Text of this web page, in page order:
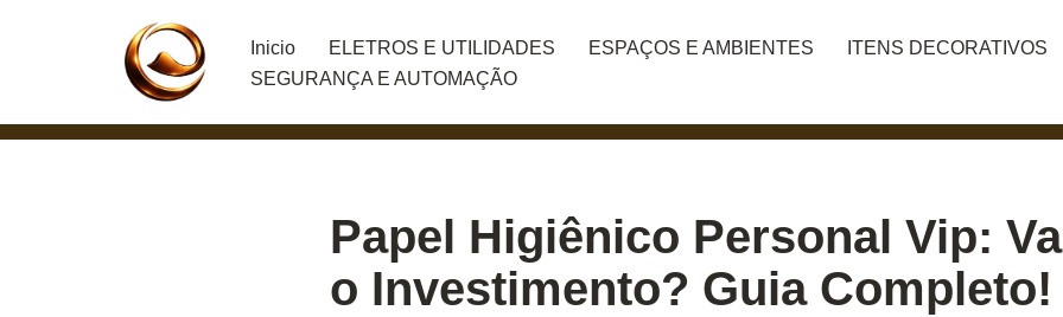
o
Inicio ELETROS E UTILIDADES ESPAÇOS E AMBIENTES ITENS DECORATIVOS
SEGURANÇA E AUTOMAÇÃO
Papel Higiênico Personal Vip:
o Investimento? Guia Completo!